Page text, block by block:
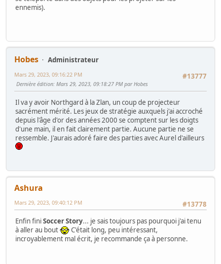
ennemis).
Hobes
Administrateur
#13777
Mars 29, 2023, 09:16:22 PM
Dernière édition: Mars 29, 2023, 09:18:27 PM par Hobes
Il va y avoir Northgard à la Zlan, un coup de projecteur
sacrément mérité. Les jeux de stratégie auxquels j'ai accroché
depuis l'âge d'or des années 2000 se comptent sur les doigts
d'une main, il en fait clairement partie. Aucune partie ne se
ressemble. J'aurais adoré faire des parties avec Aurel d'ailleurs
Ashura
#13778
Mars 29, 2023, 09:40:12 PM
Enfin finiSoccer Story... je sais toujours pas pourquoi j'ai tenu
à aller au bout
C'était long, peu intéressant,
incroyablement mal écrit, je recommande ça à personne.